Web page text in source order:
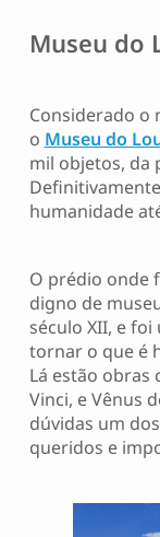
Museu do
Considerado o
o Museu do
mil objetos, da
humanidade
O prédio onde
digno de
século XII, e
tornar o que é
Lá estão obras
Vinci, e Vênus
dúvidas um
queridos e